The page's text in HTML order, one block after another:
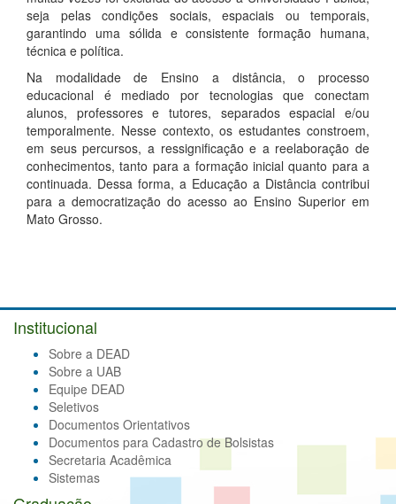
seja pelas condições sociais, espaciais ou temporais,
garantindo uma sólida e consistente formação humana,
técnica e política.
Na modalidade de Ensino a distância, o processo
educacional é mediado por tecnologias que conectam
alunos, professores e tutores, separados espacial e/ou
temporalmente. Nesse contexto, os estudantes constroem,
em seus percursos, a ressignificação e a reelaboração de
conhecimentos, tanto para a formação inicial quanto para a
continuada. Dessa forma, a Educação a Distância contribui
para a democratização do acesso ao Ensino Superior em
Mato Grosso.
Institucional
Sobre a DEAD
Sobre a UAB
Equipe DEAD
Seletivos
Documentos Orientativos
Documentos para Cadastro de Bolsistas
Secretaria Acadêmica
Sistemas